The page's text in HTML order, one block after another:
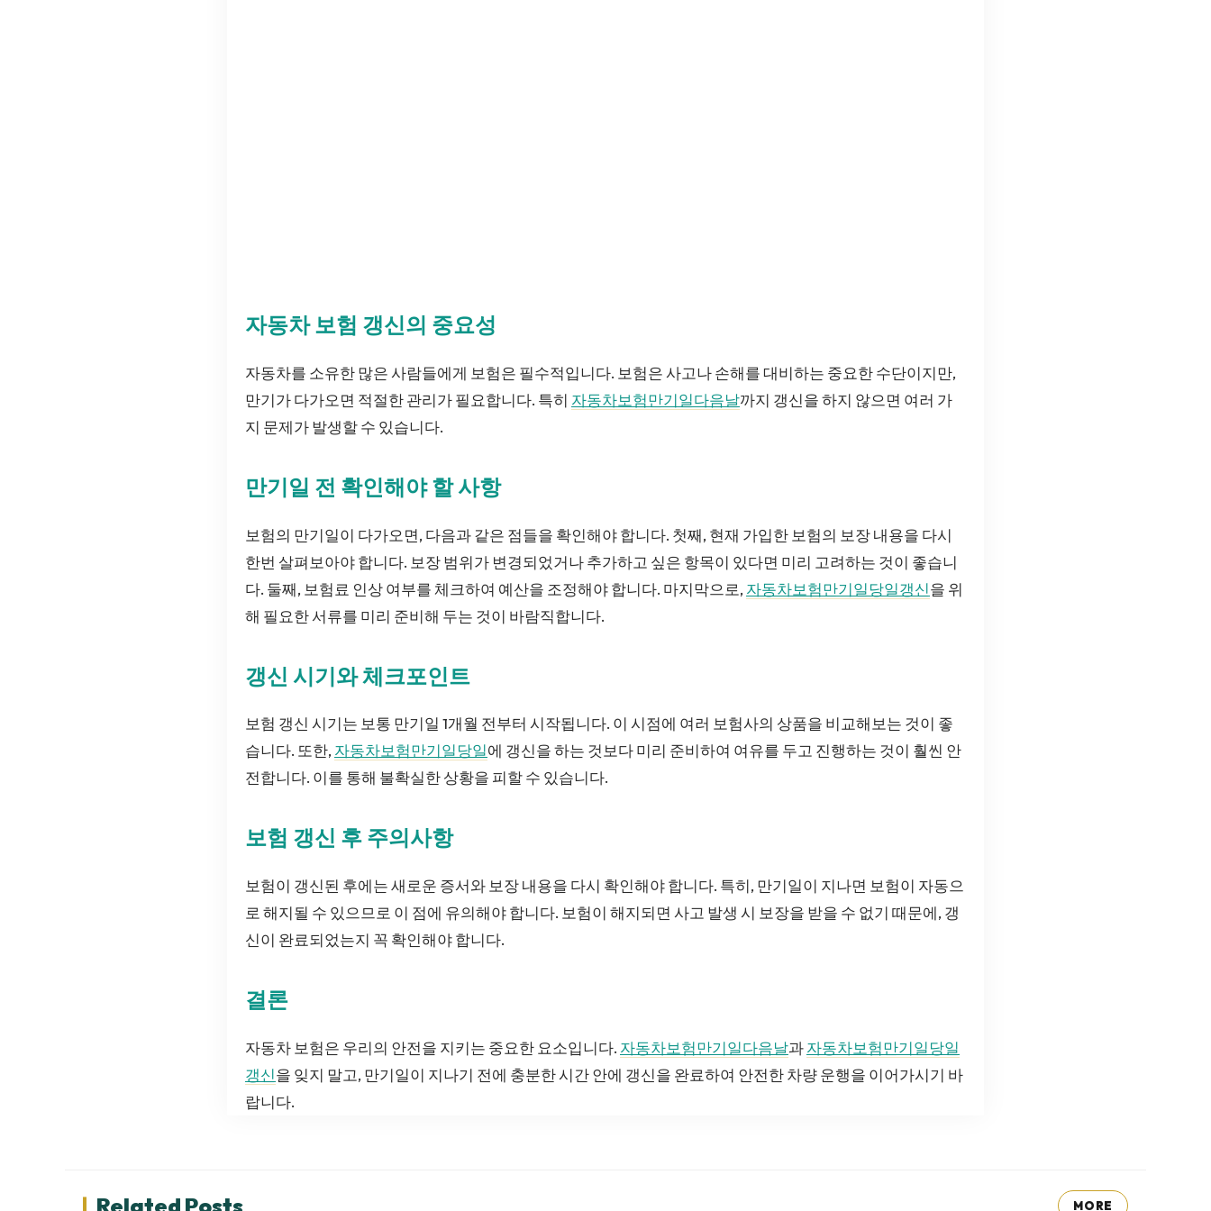
자동차 보험 갱신의 중요성
자동차를 소유한 많은 사람들에게 보험은 필수적입니다. 보험은 사고나 손해를 대비하는 중요한 수단이지만,
만기가 다가오면 적절한 관리가 필요합니다. 특히 자동차보험만기일다음날까지 갱신을 하지 않으면 여러 가
지 문제가 발생할 수 있습니다.
만기일 전 확인해야 할 사항
보험의 만기일이 다가오면, 다음과 같은 점들을 확인해야 합니다. 첫째, 현재 가입한 보험의 보장 내용을 다시
한번 살펴보아야 합니다. 보장 범위가 변경되었거나 추가하고 싶은 항목이 있다면 미리 고려하는 것이 좋습니
다. 둘째, 보험료 인상 여부를 체크하여 예산을 조정해야 합니다. 마지막으로, 자동차보험만기일당일갱신을 위
해 필요한 서류를 미리 준비해 두는 것이 바람직합니다.
갱신 시기와 체크포인트
보험 갱신 시기는 보통 만기일 1개월 전부터 시작됩니다. 이 시점에 여러 보험사의 상품을 비교해보는 것이 좋
습니다. 또한, 자동차보험만기일당일에 갱신을 하는 것보다 미리 준비하여 여유를 두고 진행하는 것이 훨씬 안
전합니다. 이를 통해 불확실한 상황을 피할 수 있습니다.
보험 갱신 후 주의사항
보험이 갱신된 후에는 새로운 증서와 보장 내용을 다시 확인해야 합니다. 특히, 만기일이 지나면 보험이 자동으
로 해지될 수 있으므로 이 점에 유의해야 합니다. 보험이 해지되면 사고 발생 시 보장을 받을 수 없기 때문에, 갱
신이 완료되었는지 꼭 확인해야 합니다.
결론
자동차 보험은 우리의 안전을 지키는 중요한 요소입니다. 자동차보험만기일다음날과자동차보험만기일당일
갱신을 잊지 말고, 만기일이 지나기 전에 충분한 시간 안에 갱신을 완료하여 안전한 차량 운행을 이어가시기 바
랍니다.
Related Posts MORE